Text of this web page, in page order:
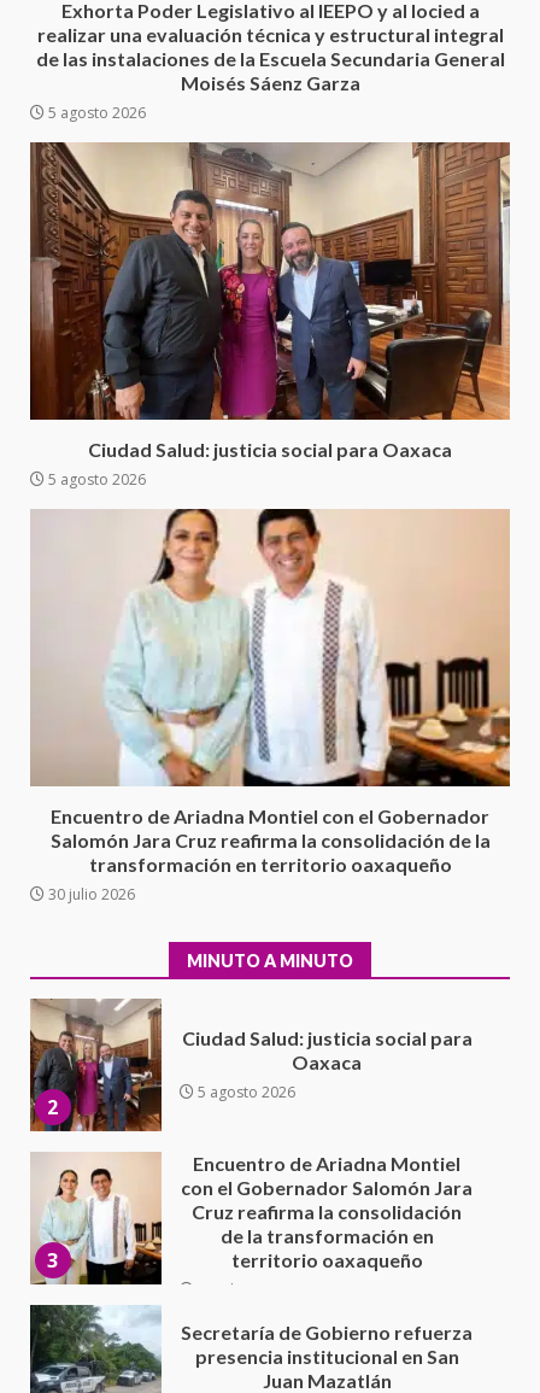
Exhorta Poder Legislativo al IEEPO y al Iocied a
realizar una evaluación técnica y estructural integral
de las instalaciones de la Escuela Secundaria General
Moisés Sáenz Garza
5 agosto 2026
Ciudad Salud: justicia social para Oaxaca
5 agosto 2026
Encuentro de Ariadna Montiel con el Gobernador
Salomón Jara Cruz reafirma la consolidación de la
transformación en territorio oaxaqueño
30 julio 2026
MINUTO A MINUTO
3
de la transformación en
territorio oaxaqueño
30 julio 2026
4
Juan Mazatlán
20 julio 2026
5
Sanciona Municipio de Oaxaca
de Juárez caso de maltrato
animal tras denuncia ciudadana
16 julio 2026
Detienen a Ernesto Ruffo en Baja
California; FGR lo investiga por
presuntos delitos de
16 julio 2026
Sin paso carretera Oaxaca-
Cuacnopalan
26 junio 2026
Exhorta Poder Legislativo al
IEEPO y al Iocied a realizar una
evaluación técnica y estructural
integral de las instalaciones de la
Moisés Sáenz Garza
5 agosto 2026
5 agosto 2026
3
con el Gobernador Salomón Jara
Cruz reafirma la consolidación
de la transformación en
4
Secretaría de Gobierno refuerza
presencia institucional en San
Juan Mazatlán
20 julio 2026
Sanciona Municipio de Oaxaca
de Juárez caso de maltrato
animal tras denuncia ciudadana